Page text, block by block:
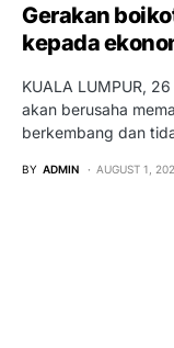
Gerakan
kepada
KUALA LUMPUR,
akan berusaha
berkembang dan
BY ADMIN AUGUST 1,